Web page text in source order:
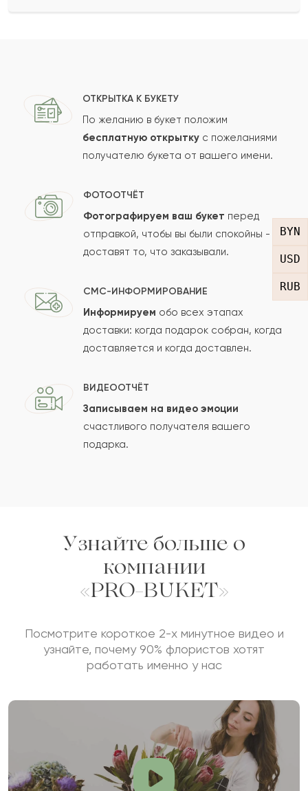
BYN
USD
RUB
Ваш e-mail
Отзыв
Сколько будет
Отзыв будет опубликован после проверки.
Проверяем на спам.
ОТКРЫТКА К БУКЕТУ
По желанию в букет положим
бесплатную открытку с пожеланиями
получателю букета от вашего имени.
ФОТООТЧЁТ
Фотографируем ваш букет перед
отправкой, чтобы вы были спокойны -
доставят то, что заказывали.
СМС-ИНФОРМИРОВАНИЕ
Информируем обо всех этапах
доставки: когда подарок собран, когда
доставляется и когда доставлен.
ВИДЕООТЧЁТ
Записываем на видео эмоции
счастливого получателя вашего
подарка.
Узнайте больше о
компании
«PRO-BUKET»
Посмотрите короткое 2-х минутное видео и
узнайте, почему 90% флористов хотят
работать именно у нас